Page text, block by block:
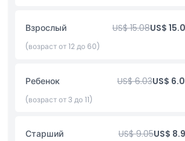
прогулке, колесо обозрения Азиатик
незабываемые впечатления.
поездкой над городом, любуясь
увидеть Бангкок с новой перспективы и
воспоминания!
Основные моменты
Взрослый US$ 15.08US$
(возраст от 12 до 60)
Ребенок US$ 6.03US$
(возраст от 3 до 11)
Старший US$ 9.05US$